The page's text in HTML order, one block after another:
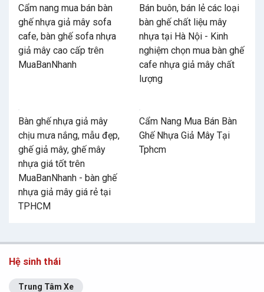
Cẩm nang mua bán bàn
ghế nhựa giả mây sofa
cafe, bàn ghế sofa nhựa
giả mây cao cấp trên
MuaBanNhanh
Bán buôn, bán lẻ các loại
bàn ghế chất liệu mây
nhựa tại Hà Nội - Kinh
nghiệm chọn mua bàn ghế
cafe nhựa giả mây chất
lượng
Bàn ghế nhựa giả mây
chịu mưa nắng, mẫu đẹp,
ghế giả mây, ghế mây
nhựa giá tốt trên
MuaBanNhanh - bàn ghế
nhựa giả mây giá rẻ tại
TPHCM
Cẩm Nang Mua Bán Bàn
Ghế Nhựa Giả Mây Tại
Tphcm
Hệ sinh thái
Trung Tâm Xe